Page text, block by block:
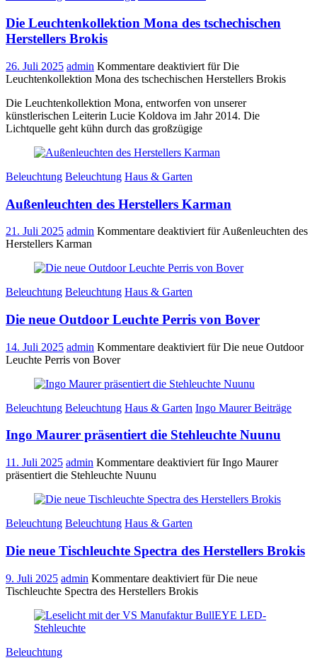
Die Leuchtenkollektion Mona des tschechischen
Herstellers Brokis
26. Juli 2025 admin Kommentare deaktiviert für Die
Leuchtenkollektion Mona des tschechischen Herstellers Brokis
Die Leuchtenkollektion Mona, entworfen von unserer
künstlerischen Leiterin Lucie Koldova im Jahr 2014. Die
Lichtquelle geht kühn durch das großzügige
Beleuchtung Beleuchtung Haus & Garten
Außenleuchten des Herstellers Karman
21. Juli 2025 admin Kommentare deaktiviert für Außenleuchten des
Herstellers Karman
Beleuchtung Beleuchtung Haus & Garten
Die neue Outdoor Leuchte Perris von Bover
14. Juli 2025 admin Kommentare deaktiviert für Die neue Outdoor
Leuchte Perris von Bover
Beleuchtung Beleuchtung Haus & Garten Ingo Maurer Beiträge
Ingo Maurer präsentiert die Stehleuchte Nuunu
11. Juli 2025 admin Kommentare deaktiviert für Ingo Maurer
präsentiert die Stehleuchte Nuunu
Beleuchtung Beleuchtung Haus & Garten
Die neue Tischleuchte Spectra des Herstellers Brokis
9. Juli 2025 admin Kommentare deaktiviert für Die neue
Tischleuchte Spectra des Herstellers Brokis
Beleuchtung